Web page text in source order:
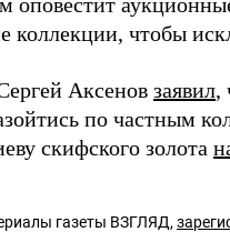
коллекции, чтобы
Аксенов заявил,
по частным
скифского золота
газеты ВЗГЛЯД,